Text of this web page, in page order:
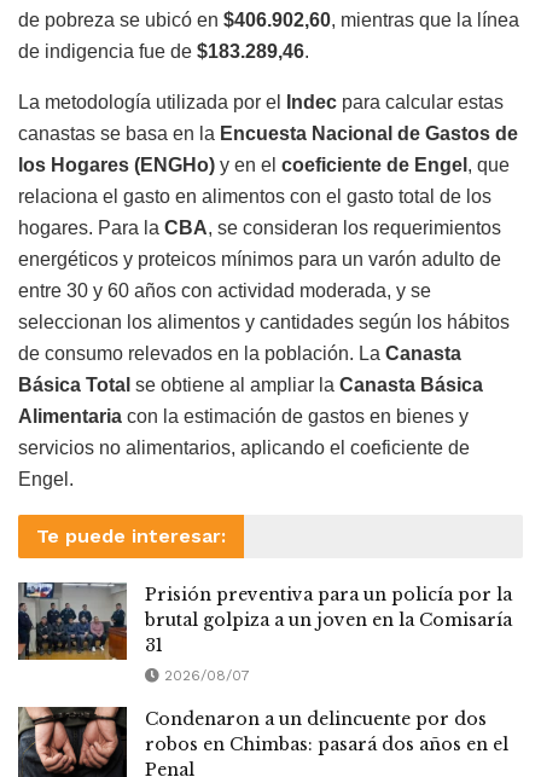
de pobreza se ubicó en $406.902,60, mientras que la línea
de indigencia fue de $183.289,46.
La metodología utilizada por el Indec para calcular estas
canastas se basa en la Encuesta Nacional de Gastos de
los Hogares (ENGHo) y en el coeficiente de Engel , que
relaciona el gasto en alimentos con el gasto total de los
hogares. Para la CBA, se consideran los requerimientos
energéticos y proteicos mínimos para un varón adulto de
entre 30 y 60 años con actividad moderada, y se
seleccionan los alimentos y cantidades según los hábitos
de consumo relevados en la población. La Canasta
Básica Total se obtiene al ampliar la Canasta Básica
Alimentaria con la estimación de gastos en bienes y
servicios no alimentarios, aplicando el coeficiente de
Engel.
Te puede interesar:
Prisión preventiva para un policía por la
brutal golpiza a un joven en la Comisaría
31
2026/08/07
Condenaron a un delincuente por dos
robos en Chimbas: pasará dos años en el
Penal